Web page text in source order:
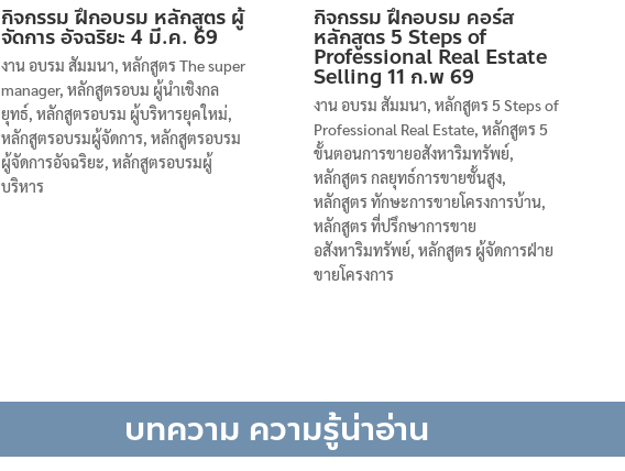
กิจกรรม ฝึกอบรม หลักสูตร ผู้
จัดการ อัจฉริยะ 4 มี.ค. 69
งาน อบรม สัมมนา, หลักสูตร The super
manager, หลักสูตรอบม ผู้นำเชิงกล
ยุทธ์, หลักสูตรอบรม ผู้บริหารยุคใหม่,
หลักสูตรอบรมผู้จัดการ, หลักสูตรอบรม
ผู้จัดการอัจฉริยะ, หลักสูตรอบรมผู้
บริหาร
กิจกรรม ฝึกอบรม คอร์ส
หลักสูตร 5 Steps of
Professional Real Estate
Selling 11 ก.พ 69
งาน อบรม สัมมนา, หลักสูตร 5 Steps of
Professional Real Estate, หลักสูตร 5
ขั้นตอนการขายอสังหาริมทรัพย์,
หลักสูตร กลยุทธ์การขายชั้นสูง,
หลักสูตร ทักษะการขายโครงการบ้าน,
หลักสูตร ที่ปรึกษาการขาย
อสังหาริมทรัพย์, หลักสูตร ผู้จัดการฝ่าย
ขายโครงการ
บทความ ความรู้น่าอ่าน